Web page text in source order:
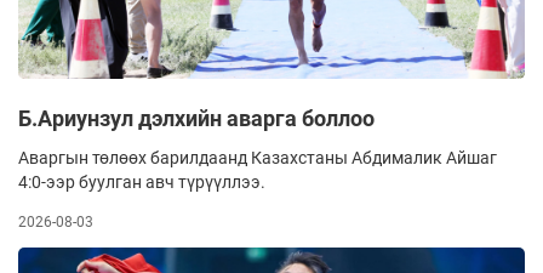
Б.Ариунзул дэлхийн аварга боллоо
Аваргын төлөөх барилдаанд Казахстаны Абдималик Айшаг
4:0-ээр буулган авч түрүүллээ.
2026-08-03